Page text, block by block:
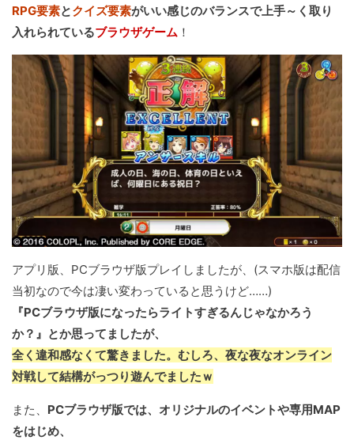
RPG要素とクイズ要素がいい感じのバランスで上手～く取り
入れられているブラウザゲーム ！
アプリ版、PCブラウザ版プレイしましたが、(スマホ版は配信
当初なので今は凄い変わっていると思うけど……)
『PCブラウザ版になったらライトすぎるんじゃなかろう
か？』とか思ってましたが、
全く違和感なくて驚きました。むしろ、夜な夜なオンライン
対戦して結構がっつり遊んでましたｗ
また、 PCブラウザ版では、オリジナルのイベントや専用MAP
をはじめ、